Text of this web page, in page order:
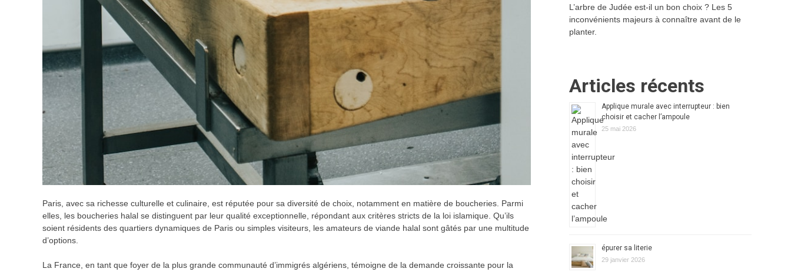
Paris, avec sa richesse culturelle et culinaire, est réputée pour sa diversité de choix, notamment en matière de boucheries. Parmi
elles, les boucheries halal se distinguent par leur qualité exceptionnelle, répondant aux critères stricts de la loi islamique. Qu’ils
soient résidents des quartiers dynamiques de Paris ou simples visiteurs, les amateurs de viande halal sont gâtés par une multitude
d’options.
La France, en tant que foyer de la plus grande communauté d’immigrés algériens, témoigne de la demande croissante pour la
L’arbre de Judée est-il un bon choix ? Les 5
inconvénients majeurs à connaître avant de le
planter.
Articles récents
Applique murale avec interrupteur : bien
choisir et cacher l’ampoule
25 mai 2026
épurer sa literie
29 janvier 2026